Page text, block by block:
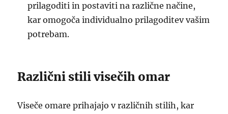
prilagoditi in postaviti na različne načine,
kar omogoča individualno prilagoditev vašim
potrebam.
Različni stili visečih omar
Viseče omare prihajajo v različnih stilih, kar